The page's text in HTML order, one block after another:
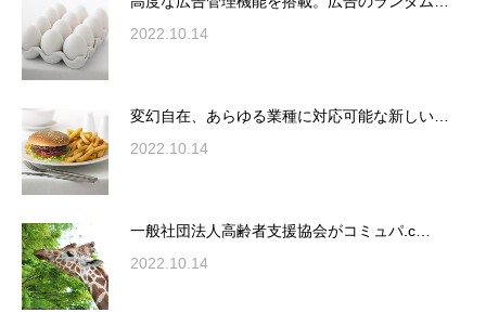
2022.10.14
変幻自在、あらゆる業種に対応可能な新しい…
2022.10.14
一般社団法人高齢者支援協会がコミュパ.c…
2022.10.14